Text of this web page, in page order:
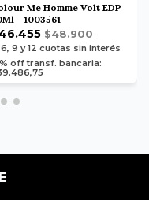
Me Homme Volt EDP
- 1003561
$48.900
9 y 12 cuotas sin interés
off transf. bancaria: